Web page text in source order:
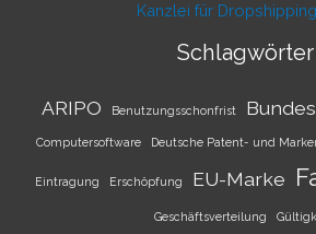
Kanzlei für
Schlagwörter
ARIPO Benutzungsschonfrist
Computersoftware Deutsche Patent- und
Eintragung Erschöpfung EU-Marke
Geschäftsverteilung